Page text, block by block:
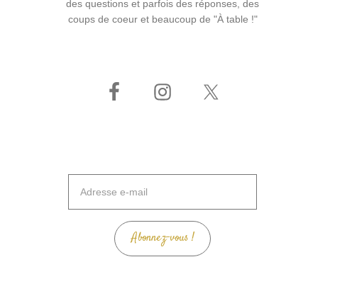
des questions et parfois des réponses, des
coups de coeur et beaucoup de "À table !"
mail
Abonnez-vous !